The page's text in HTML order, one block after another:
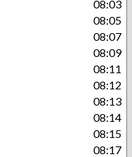
08:03
08:05
08:07
08:09
08:11
08:12
08:13
08:14
08:15
08:17